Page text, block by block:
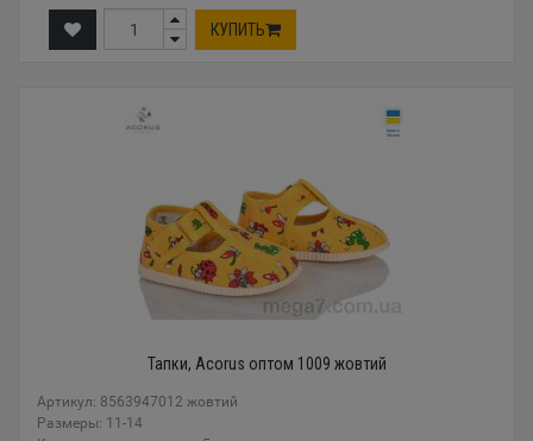
КУПИТЬ
Тапки, Acorus оптом 1009 жовтий
Артикул: 8563947012 жовтий
Размеры: 11-14